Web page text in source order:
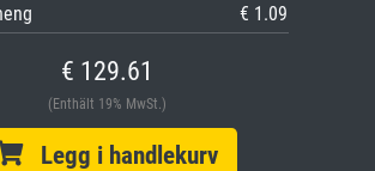
€ 1.09
€ 129.61
(Enthält 19% MwSt.)
Legg i handlekurv